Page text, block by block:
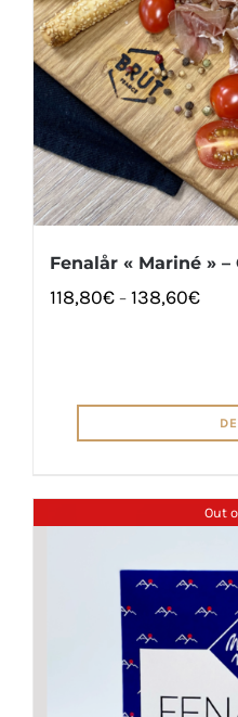
Fenalår « Mariné » –
118,80€ – 138,60€
Out